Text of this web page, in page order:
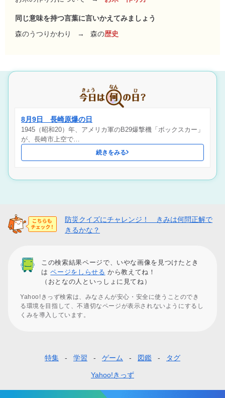
同じ意味を持つ言葉に言いかえてみましょう
森のうつりかわり
→ 森の歴史
8月9日 長崎原爆の日
1945（昭和20）年、アメリカ軍のB29爆撃機「ボックスカー」
が、長崎市上空で…
続きをみる
防災クイズにチャレンジ！ きみは何問正解で
きるかな？
この検索結果ページで、いやな画像を見つけたとき
はページをしらせる から教えてね！
（おとなの人といっしょに見てね）
Yahoo!きっず検索は、みなさんが安心・安全に使うことのでき
る環境を目指して、不適切なページが表示されないようにするし
くみを導入しています。
タ
特集 学習 ゲーム 図鑑 タグ
Yahoo!きっず